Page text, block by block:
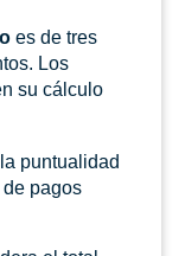
es de tres
Los
su cálculo
puntualidad
pagos